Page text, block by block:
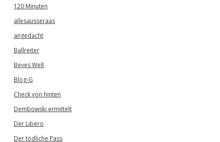
120 Minuten
allesausseraas
angedacht
Ballreiter
Beves Welt
Blog-G
Check von hinten
Dembowski ermittelt
Der Libero
Der tödliche Pass